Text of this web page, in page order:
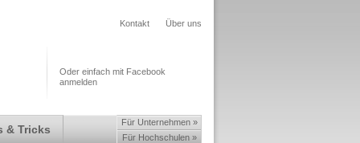
Kontakt Über uns
Oder einfach mit Facebook
anmelden
& Tricks
Für Unternehmen »
Für Hochschulen »